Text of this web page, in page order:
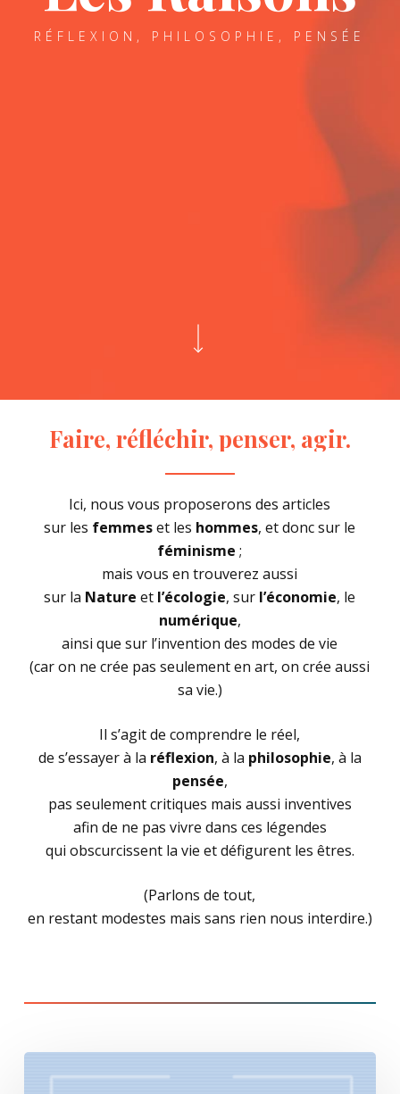
RÉFLEXION, PHILOSOPHIE, PENSÉE
Faire, réfléchir, penser, agir.
Ici, nous vous proposerons des articles
sur les femmeset les hommes, et donc sur le
féminisme ;
mais vous en trouverez aussi
sur la Nature et l’écologie, sur l’économie, le
numérique,
ainsi que sur l’invention des modes de vie
(car on ne crée pas seulement en art, on crée aussi
sa vie.)
Il s’agit de comprendre le réel,
de s’essayer à la réflexion, à la philosophie, à la
pensée,
pas seulement critiques mais aussi inventives
afin de ne pas vivre dans ces légendes
qui obscurcissent la vie et défigurent les êtres.
(Parlons de tout,
en restant modestes mais sans rien nous interdire.)